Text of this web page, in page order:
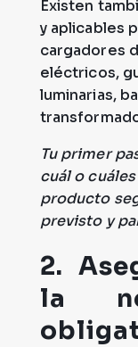
Existen
y aplicables
cargadores
eléctricos,
luminarias,
Tu primer
cuál o
producto
previsto y
2.
la